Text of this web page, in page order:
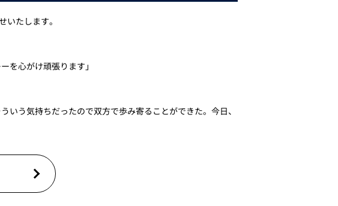
たします。
を心がけ頑張ります」
いう気持ちだったので双方で歩み寄ることができた。今日、